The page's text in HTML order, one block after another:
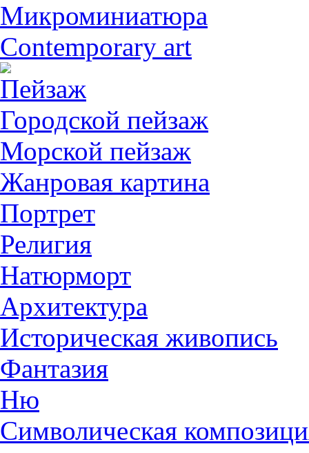
Микроминиатюра
Contemporary art
Пейзаж
Городской пейзаж
Морской пейзаж
Жанровая картина
Портрет
Религия
Натюрморт
Архитектура
Историческая живопись
Фантазия
Ню
Символическая